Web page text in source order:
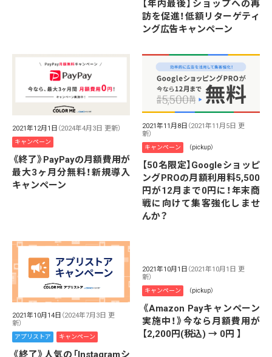
【年内最後】ショップへの再
訪を促進！低額リターゲティ
ング広告キャンペーン
2021年12月1日 （2024年4月3日 更新）
キャンペーン
《終了》PayPayの月額費用が
最大3ヶ月分無料！新規導入
キャンペーン
2021年11月8日 （2021年11月5日 更
新）
キャンペーン （pickup）
【50名限定】Googleショッピ
ングPROの月額利用料5,500
円が12月まで0円に！年末商
戦に向けて集客強化しませ
んか？
2021年10月14日 （2024年7月3日 更
新）
アプリストア キャンペーン
2021年10月1日 （2021年10月1日 更
新）
キャンペーン （pickup）
《Amazon Payキャンペーン
実施中！》今なら月額費用が
【2,200円(税込) → 0円 】